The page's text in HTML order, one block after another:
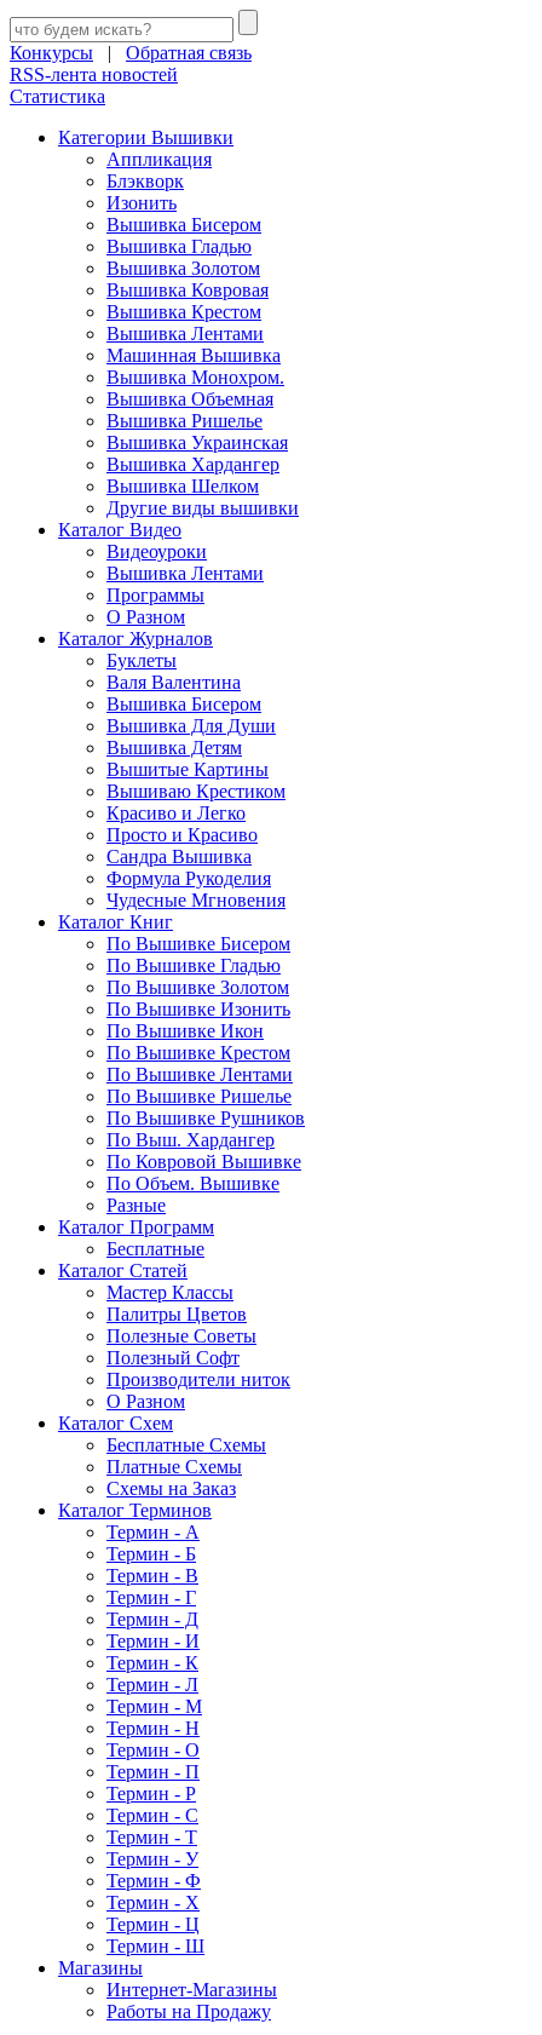
Конкурсы | Обратная связь
RSS-лента новостей
Статистика
Категории Вышивки
Аппликация
Блэкворк
Изонить
Вышивка Бисером
Вышивка Гладью
Вышивка Золотом
Вышивка Ковровая
Вышивка Крестом
Вышивка Лентами
Машинная Вышивка
Вышивка Монохром.
Вышивка Объемная
Вышивка Ришелье
Вышивка Украинская
Вышивка Хардангер
Вышивка Шелком
Другие виды вышивки
Каталог Видео
Видеоуроки
Вышивка Лентами
Программы
О Разном
Каталог Журналов
Буклеты
Валя Валентина
Вышивка Бисером
Вышивка Для Души
Вышивка Детям
Вышитые Картины
Вышиваю Крестиком
Красиво и Легко
Просто и Красиво
Сандра Вышивка
Формула Рукоделия
Чудесные Мгновения
Каталог Книг
По Вышивке Бисером
По Вышивке Гладью
По Вышивке Золотом
По Вышивке Изонить
По Вышивке Икон
По Вышивке Крестом
По Вышивке Лентами
По Вышивке Ришелье
По Вышивке Рушников
По Выш. Хардангер
По Ковровой Вышивке
По Объем. Вышивке
Разные
Каталог Программ
Бесплатные
Каталог Статей
Мастер Классы
Палитры Цветов
Полезные Советы
Полезный Софт
Производители ниток
О Разном
Каталог Схем
Бесплатные Схемы
Платные Схемы
Схемы на Заказ
Каталог Терминов
Термин - А
Термин - Б
Термин - В
Термин - Г
Термин - Д
Термин - И
Термин - К
Термин - Л
Термин - М
Термин - Н
Термин - О
Термин - П
Термин - Р
Термин - С
Термин - Т
Термин - У
Термин - Ф
Термин - Х
Термин - Ц
Термин - Ш
Магазины
Интернет-Магазины
Работы на Продажу